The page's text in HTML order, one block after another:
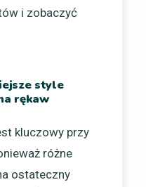
i zobaczyć
style
rękaw
kluczowy przy
różne
ostateczny